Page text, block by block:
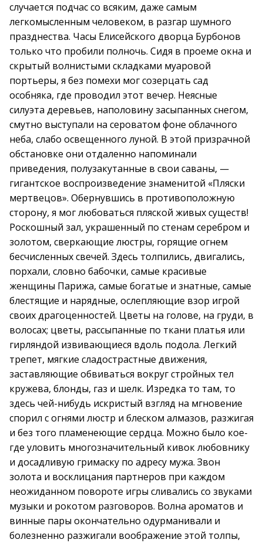
случается подчас со всяким, даже самым
легкомысленным человеком, в разгар шумного
празднества. Часы Елисейского дворца Бурбонов
только что пробили полночь. Сидя в проеме окна и
скрытый волнистыми складками муаровой
портьеры, я без помехи мог созерцать сад
особняка, где проводил этот вечер. Неясные
силуэта деревьев, наполовину засыпанных снегом,
смутно выступали на сероватом фоне облачного
неба, слабо освещенного луной. В этой призрачной
обстановке они отдаленно напоминали
приведения, полузакутанные в свои саваны, —
гигантское воспроизведение знаменитой «Пляски
мертвецов». Обернувшись в противоположную
сторону, я мог любоваться пляской живых существ!
Роскошный зал, украшенный по стенам серебром и
золотом, сверкающие люстры, горящие огнем
бесчисленных свечей. Здесь толпились, двигались,
порхали, словно бабочки, самые красивые
женщины Парижа, самые богатые и знатные, самые
блестящие и нарядные, ослепляющие взор игрой
своих драгоценностей. Цветы на голове, на груди, в
волосах; цветы, рассыпанные по ткани платья или
гирляндой извивающиеся вдоль подола. Легкий
трепет, мягкие сладострастные движения,
заставляющие обвиваться вокруг стройных тел
кружева, блонды, газ и шелк. Изредка то там, то
здесь чей-нибудь искристый взгляд на мгновение
спорил с огнями люстр и блеском алмазов, разжигая
и без того пламенеющие сердца. Можно было кое-
где уловить многозначительный кивок любовнику
и досадливую гримаску по адресу мужа. Звон
золота и восклицания партнеров при каждом
неожиданном повороте игры сливались со звуками
музыки и рокотом разговоров. Волна ароматов и
винные пары окончательно одурманивали и
болезненно разжигали воображение этой толпы,